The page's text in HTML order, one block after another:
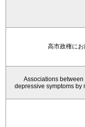
高市政権に
Associations
depressive symptoms by